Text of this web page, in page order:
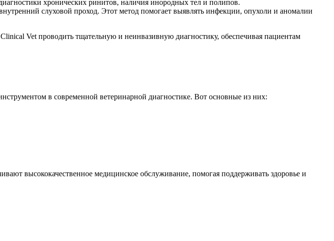
хронических ринитов, наличия инородных тел и полипов.
слуховой проход. Этот метод помогает выявлять инфекции, опухоли и аномалии
Vet проводить тщательную и неинвазивную диагностику, обеспечивая пациентам
в современной ветеринарной диагностике. Вот основные из них:
высококачественное медицинское обслуживание, помогая поддерживать здоровье и